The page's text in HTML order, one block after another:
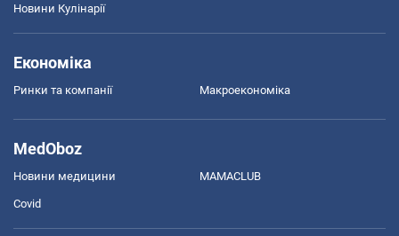
Новини Кулінарії
Економіка
Ринки та компанії Макроекономіка
MedOboz
Новини медицини MAMACLUB
Covid